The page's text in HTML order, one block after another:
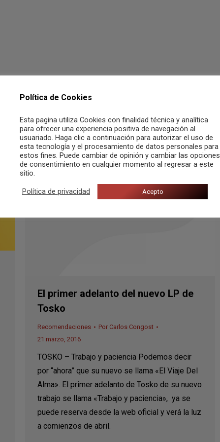
El primer adelanto del nuevo LP de
Tosko
Recomendaciones Por Carlos Congost
21 marzo, 2016
TOSKO – Trabajo y paciencia Podemos decir
por “ahora” que su nuevo se llama «El Viaje Del
Alma». El primer adelanto de Tosko de su nuevo
trabajo se llama «Trabajo y paciencia», ya se
puede reserva desde la web oficial y verá la luz
a comienzos de abril.
Política de Cookies
Esta pagina utiliza Cookies con finalidad técnica y analítica
para ofrecer una experiencia positiva de navegación al
usuariado. Haga clic a continuación para autorizar el uso de
esta tecnología y el procesamiento de datos personales para
estos fines. Puede cambiar de opinión y cambiar las opciones
de consentimiento en cualquier momento al regresar a este
sitio.
Política de privacidad Acepto